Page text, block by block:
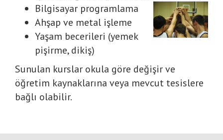
Bilgisayar programlama
Ahşap ve metal işleme
Yaşam becerileri (yemek
pişirme, dikiş)
Sunulan kurslar okula göre değişir ve
öğretim kaynaklarına veya mevcut tesislere
bağlı olabilir.